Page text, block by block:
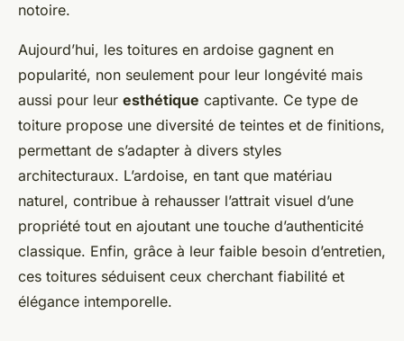
notoire.
Aujourd’hui, les toitures en ardoise gagnent en
popularité, non seulement pour leur longévité mais
aussi pour leur esthétique captivante. Ce type de
toiture propose une diversité de teintes et de finitions,
permettant de s’adapter à divers styles
architecturaux. L’ardoise, en tant que matériau
naturel, contribue à rehausser l’attrait visuel d’une
propriété tout en ajoutant une touche d’authenticité
classique. Enfin, grâce à leur faible besoin d’entretien,
ces toitures séduisent ceux cherchant fiabilité et
élégance intemporelle.